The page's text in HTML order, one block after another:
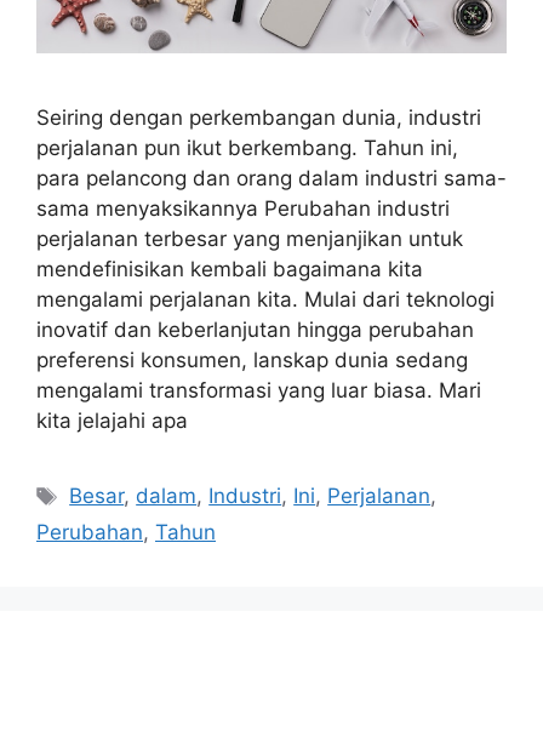
Seiring dengan perkembangan dunia, industri
perjalanan pun ikut berkembang. Tahun ini,
para pelancong dan orang dalam industri sama-
sama menyaksikannya Perubahan industri
perjalanan terbesar yang menjanjikan untuk
mendefinisikan kembali bagaimana kita
mengalami perjalanan kita. Mulai dari teknologi
inovatif dan keberlanjutan hingga perubahan
preferensi konsumen, lanskap dunia sedang
mengalami transformasi yang luar biasa. Mari
kita jelajahi apa
Tags
Besar, dalam, Industri, Ini, Perjalanan,
Perubahan, Tahun